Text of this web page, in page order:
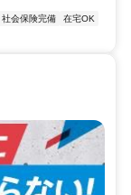
社会保険完備
在宅OK